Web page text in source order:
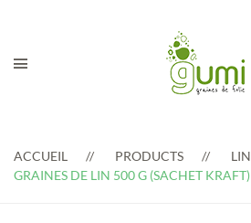
ACCUEIL PRODUCTS
LIN
GRAINES DE LIN 500 G (SACHET KRAFT)